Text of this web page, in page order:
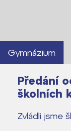
Gymnázium
Předání
školních
Zvládli jsme